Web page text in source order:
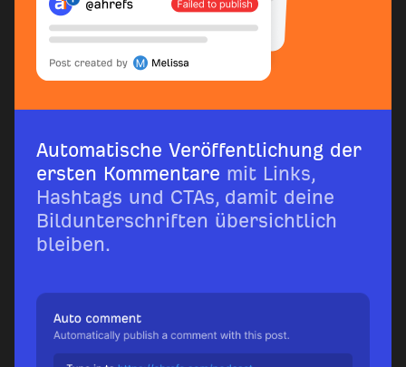
Automatische Veröffentlichung der
ersten Kommentare mit Links,
Hashtags und CTAs, damit deine
Bildunterschriften übersichtlich
bleiben.